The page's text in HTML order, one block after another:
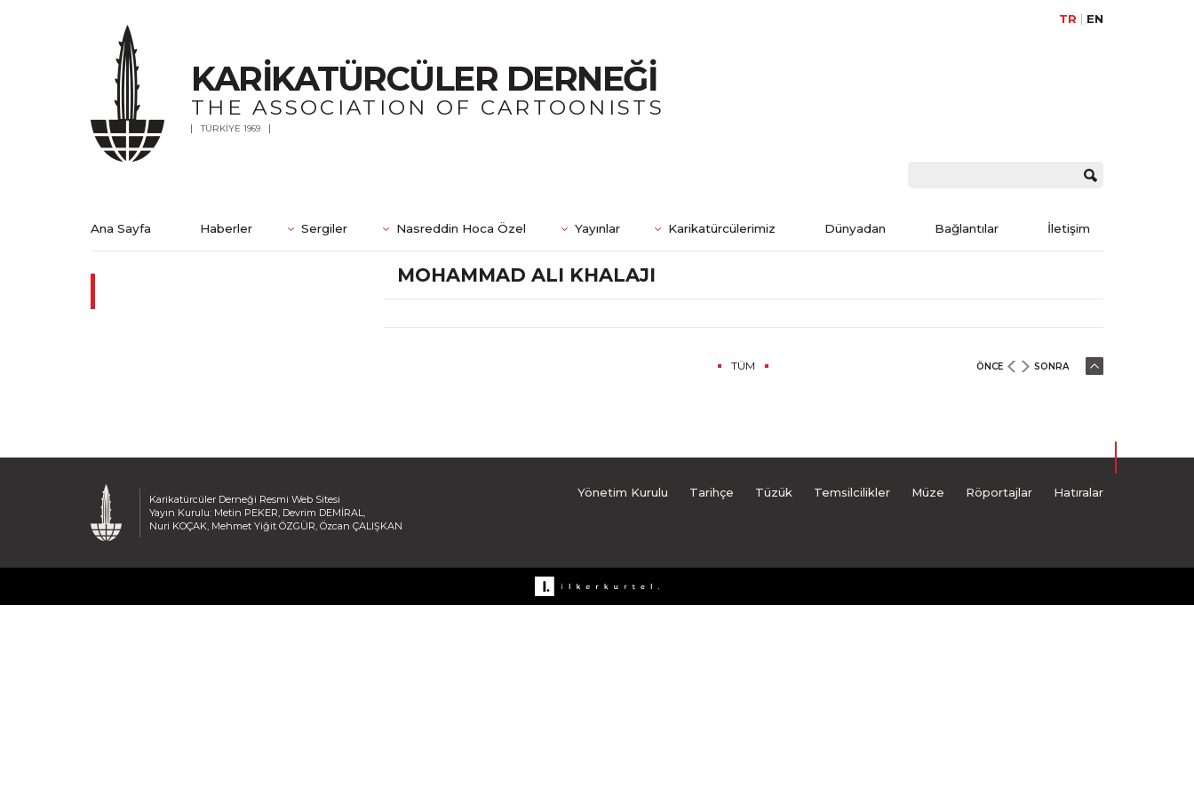
TR EN
KARİKATÜRCÜLER DERNEĞİ
THE ASSOCIATION OF CARTOONISTS
TÜRKİYE 1969
Ana Sayfa Haberler Sergiler Nasreddin Hoca Özel Yayınlar Karikatürcülerimiz Dünyadan Bağlantılar İletişim
MOHAMMAD ALI KHALAJI
TÜM ÖNCE SONRA
Karikatürcüler Derneği Resmi Web Sitesi
Yayın Kurulu: Metin PEKER, Devrim DEMİRAL,
Nuri KOÇAK, Mehmet Yiğit ÖZGÜR, Özcan ÇALIŞKAN
Yönetim Kurulu Tarihçe Tüzük Temsilcilikler Müze Röportajlar Hatıralar